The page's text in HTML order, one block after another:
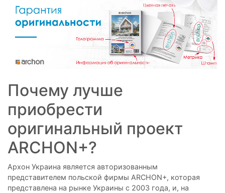
Почему лучше
приобрести
оригинальный проект
ARCHON+?
Архон Украина является авторизованным
представителем польской фирмы ARCHON+, которая
представлена на рынке Украины с 2003 года, и, на